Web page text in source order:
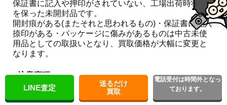
保証書に記入や押印がされていない、工場出荷時状態
を保った未開封品です。
開封痕がある(またそれと思われるもの)・保証書に記入
捺印がある・パッケージに傷みがあるものは中古未使
用品としての取扱いとなり、買取価格が大幅に変更と
なります。
■注意事項
こちらはお買取金額をお約束するものではございませ
ん。
LINE査定
送るだけ
買取
電話受付は時間外となっ
ております。